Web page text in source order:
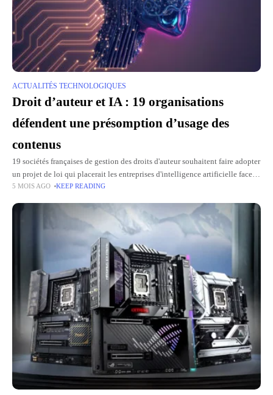
ACTUALITÉS TECHNOLOGIQUES
Droit d’auteur et IA : 19 organisations
défendent une présomption d’usage des
contenus
19 sociétés françaises de gestion des droits d'auteur souhaitent faire adopter
un projet de loi qui placerait les entreprises d'intelligence artificielle face à
une présomption d'exploitation de contenus culturels. Le
5 MOIS AGO KEEP READING